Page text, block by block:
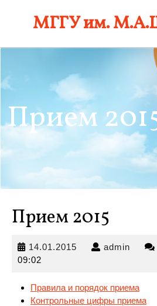
МГГУ им.
Прием
Прием 2015
14.01.2015 14.01.2015
admin admin
09:02
Правила и порядок приема
Контрольные цифры приема